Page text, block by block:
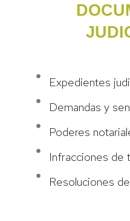
Expedientes
Demandas y
Poderes
Infracciones de
Resoluciones